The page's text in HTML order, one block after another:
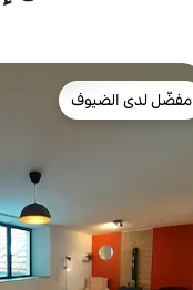
مفضّل لدى الضيوف
مفضّل لدى الضيوف